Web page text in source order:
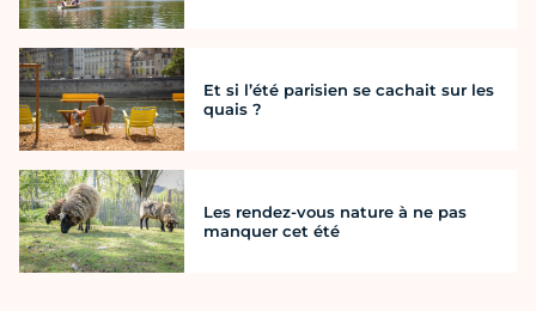
Et si l’été parisien se cachait sur les
quais ?
Les rendez-vous nature à ne pas
manquer cet été